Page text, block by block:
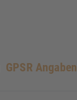
GPSR Angaben